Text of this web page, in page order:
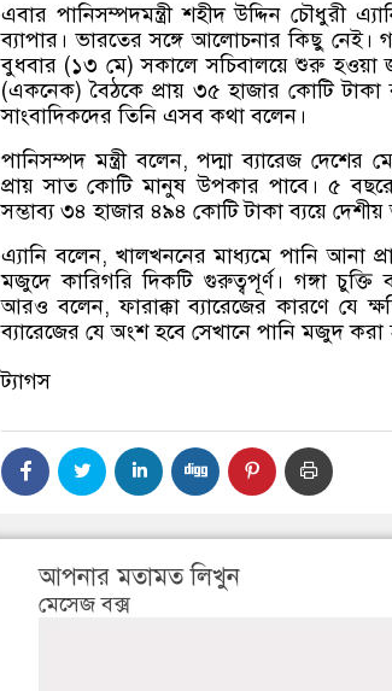
এবার পানিসম্পদমন্ত্রী শহীদ উদ্দিন চৌধুরী
ব্যাপার। ভারতের সঙ্গে আলোচনার কিছু নেই।
বুধবার (১৩ মে) সকালে সচিবালয়ে শুরু হওয়া
(একনেক) বৈঠকে প্রায় ৩৫ হাজার কোটি টাকা
সাংবাদিকদের তিনি এসব কথা বলেন।
পানিসম্পদ মন্ত্রী বলেন, পদ্মা ব্যারেজ
প্রায় সাত কোটি মানুষ উপকার পাবে। ৫
সম্ভাব্য ৩৪ হাজার ৪৯৪ কোটি টাকা ব্যয়ে দেশীয়
এ্যানি বলেন, খালখননের মাধ্যমে পানি আনা
মজুদে কারিগরি দিকটি গুরুত্বপূর্ণ। গঙ্গা চুক্তি
আরও বলেন, ফারাক্কা ব্যারেজের কারণে যে
ব্যারেজের যে অংশ হবে সেখানে পানি মজুদ করা
ট্যাগস
আপনার মতামত লিখুন
মেসেজ বক্স